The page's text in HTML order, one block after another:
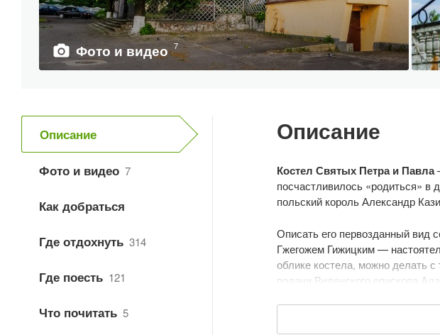
Фото и видео 7
Описание
Фото и видео 7
Как добраться
Где отдохнуть 314
Где поесть 121
Что почитать 5
Описание
Костел Святых Петра и Павла
посчастливилось «родиться» в
польский король Александр
Описать его первозданный вид
Гжегожем Гижицким —
облике костела, можно делать
подачи Виленского епископа
алтарей, красиво